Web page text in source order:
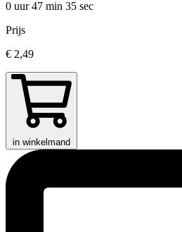
0 uur 47 min 35 sec
Prijs
€ 2,49
in winkelmand